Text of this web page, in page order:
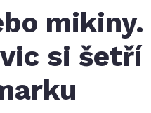
si šetří